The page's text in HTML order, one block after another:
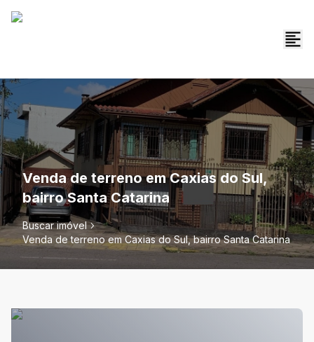
Venda de terreno em Caxias do Sul,
bairro Santa Catarina
Buscar imóvel
Venda de terreno em Caxias do Sul, bairro Santa Catarina